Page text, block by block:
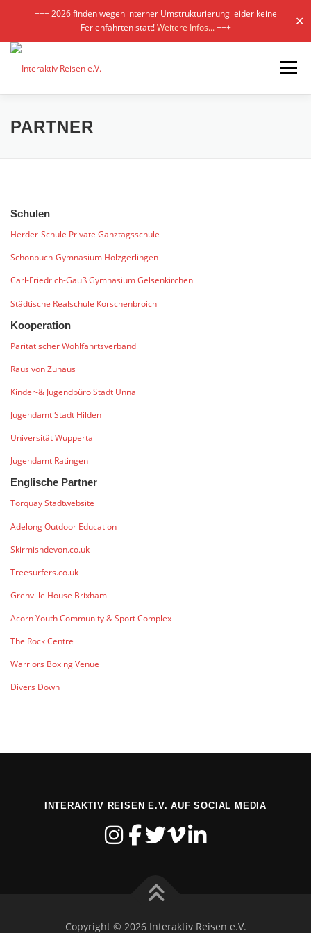
+++ 2026 finden wegen interner Umstrukturierung leider keine
Ferienfahrten statt!Weitere Infos...+++ ✕
Zum
springen
Menü
KONZEPT
PARTNER
Schulen
Herder-Schule Private Ganztagsschule
Schönbuch-Gymnasium Holzgerlingen
Carl-Friedrich-Gauß Gymnasium Gelsenkirchen
Städtische Realschule Korschenbroich
Kooperation
Paritätischer Wohlfahrtsverband
Raus von Zuhaus
Kinder-& Jugendbüro Stadt Unna
Jugendamt Stadt Hilden
Universität Wuppertal
Jugendamt Ratingen
Englische Partner
Torquay Stadtwebsite
Adelong Outdoor Education
Skirmishdevon.co.uk
Treesurfers.co.uk
Grenville House Brixham
Acorn Youth Community & Sport Complex
The Rock Centre
Warriors Boxing Venue
Divers Down
INTERAKTIV REISEN E.V. AUF SOCIAL MEDIA
Copyright © 2026 Interaktiv Reisen e.V.